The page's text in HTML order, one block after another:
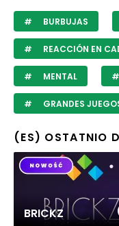
BURBUJAS
REACCIÓN EN
MENTAL
GRANDES
(ES) OSTATNIO
BRICKZ